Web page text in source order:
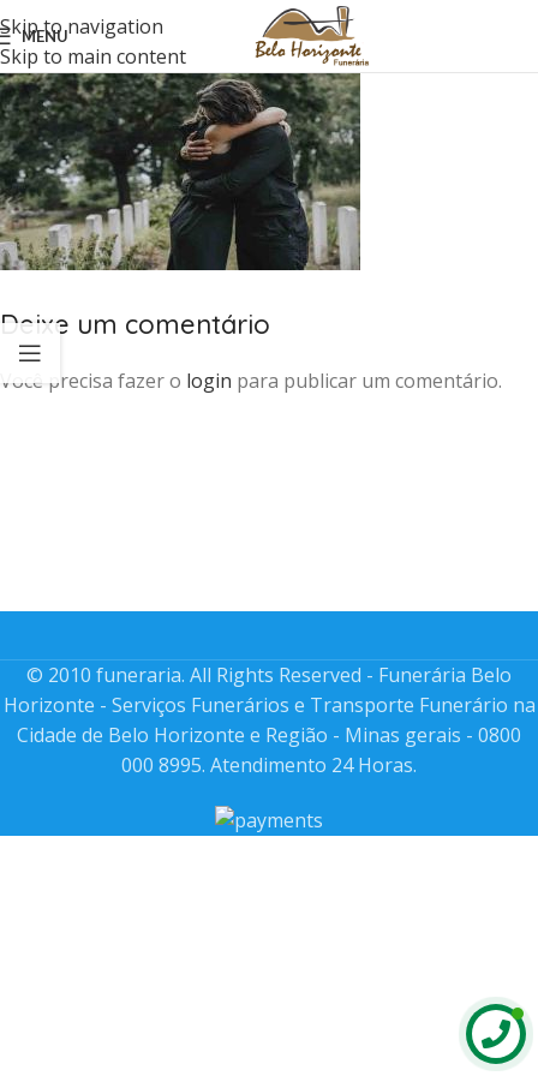
Skip to navigation
Skip to main content
MENU
Deixe um comentário
Você precisa fazer o login para publicar um comentário.
© 2010 funeraria. All Rights Reserved - Funerária Belo
Horizonte - Serviços Funerários e Transporte Funerário na
Cidade de Belo Horizonte e Região - Minas gerais - 0800
000 8995. Atendimento 24 Horas.